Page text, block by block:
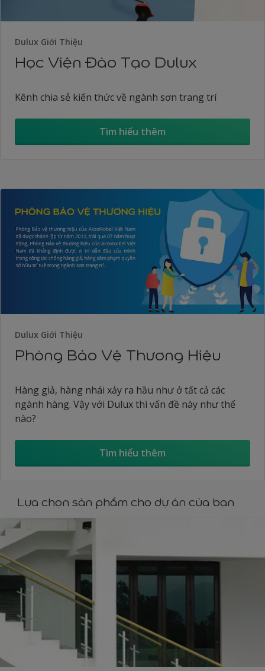
Dulux Giới Thiệu
Học Viện Đào Tạo Dulux
Kênh chia sẻ kiến thức về ngành sơn trang trí
Tìm hiểu thêm
Dulux Giới Thiệu
Phòng Bảo Vệ Thương Hiệu
Hàng giả, hàng nhái xảy ra hầu như ở tất cả các
ngành hàng. Vậy với Dulux thì vấn đề này như thế
nào?
Tìm hiểu thêm
Lựa chọn sản phẩm cho dự án của bạn